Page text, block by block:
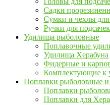
Садки
Сумки и чехлы для
Ручки для
Удилища рыболовные
Поплавочные
Удилища Херабуна
Фидерные и
Комплектующие к
Поплавки рыболовные и
Поплавки
Поплавки для